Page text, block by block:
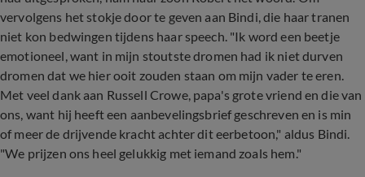
vervolgens het stokje door te geven aan Bindi, die haar tranen
niet kon bedwingen tijdens haar speech. "Ik word een beetje
emotioneel, want in mijn stoutste dromen had ik niet durven
dromen dat we hier ooit zouden staan om mijn vader te eren.
Met veel dank aan Russell Crowe, papa's grote vriend en die van
ons, want hij heeft een aanbevelingsbrief geschreven en is min
of meer de drijvende kracht achter dit eerbetoon," aldus Bindi.
"We prijzen ons heel gelukkig met iemand zoals hem."